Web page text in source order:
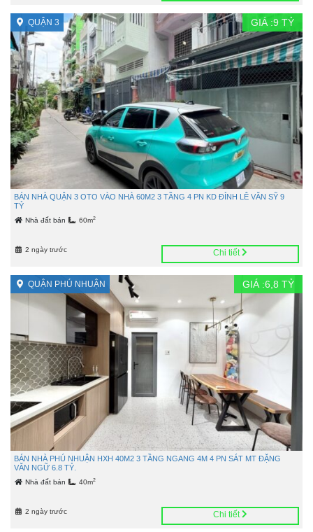
QUẬN 3 GIÁ :9 TỶ
BÁN NHÀ QUẬN 3 OTO VÀO NHÀ 60M2 3 TẦNG 4 PN KD ĐỈNH LÊ VĂN SỸ 9
TỶ
Nhà đất bán 60m2
2 ngày trước Chi tiết
QUẬN PHÚ NHUẬN GIÁ :6,8 TỶ
BÁN NHÀ PHÚ NHUẬN HXH 40M2 3 TẦNG NGANG 4M 4 PN SÁT MT ĐẶNG
VĂN NGỮ 6.8 TỶ.
Nhà đất bán 40m2
2 ngày trước Chi tiết